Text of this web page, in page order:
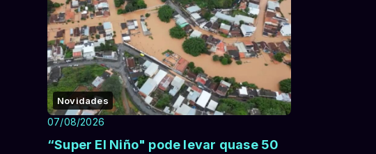
Novidades
07/08/2026
“Super El Niño" pode levar quase 50